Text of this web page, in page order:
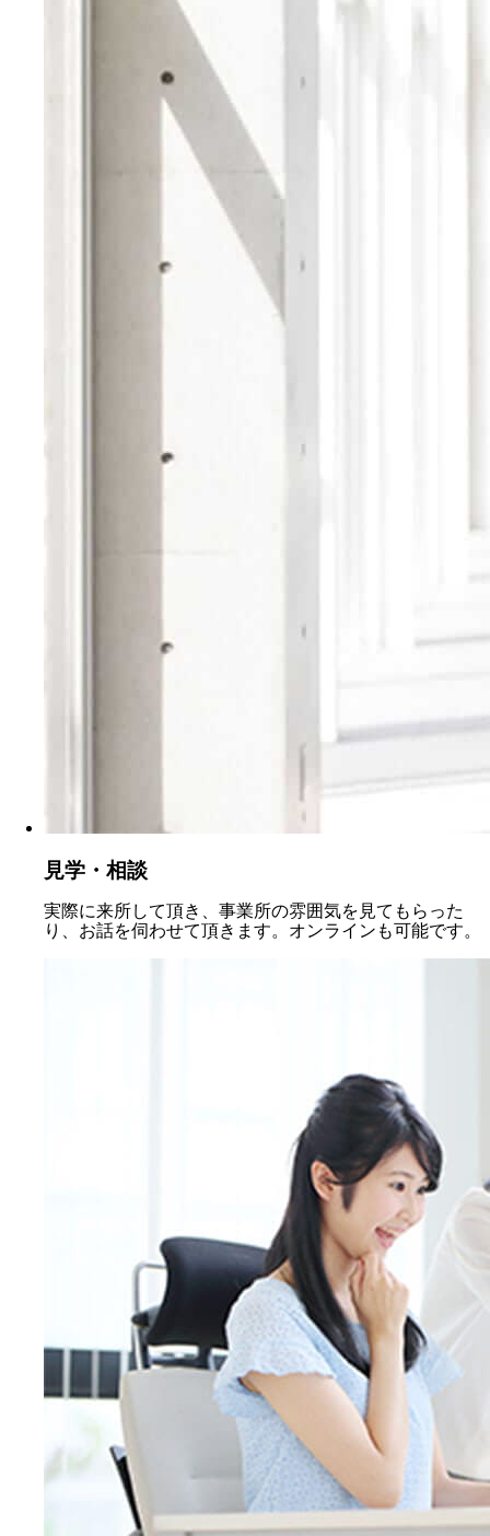
見学・相談
実際に来所して頂き、事業所の雰囲気を見てもらった
り、お話を伺わせて頂きます。オンラインも可能です。